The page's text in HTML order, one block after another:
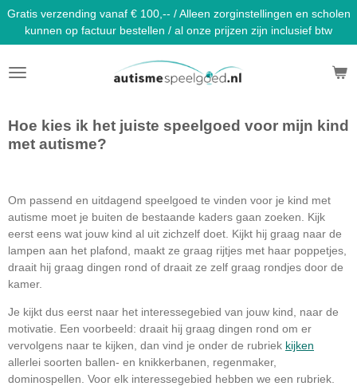
Ga
direct
naar
de
hoofdinhoud
Gratis verzending vanaf € 100,-- / Alleen zorginstellingen en scholen
kunnen op factuur bestellen / al onze prijzen zijn inclusief btw
Hoe kies ik het juiste speelgoed voor mijn kind
met autisme?
Om passend en uitdagend speelgoed te vinden voor je kind met
autisme moet je buiten de bestaande kaders gaan zoeken. Kijk
eerst eens wat jouw kind al uit zichzelf doet. Kijkt hij graag naar de
lampen aan het plafond, maakt ze graag rijtjes met haar poppetjes,
draait hij graag dingen rond of draait ze zelf graag rondjes door de
kamer.
Je kijkt dus eerst naar het interessegebied van jouw kind, naar de
motivatie. Een voorbeeld: draait hij graag dingen rond om er
vervolgens naar te kijken, dan vind je onder de rubriek kijken
allerlei soorten ballen- en knikkerbanen, regenmaker,
dominospellen. Voor elk interessegebied hebben we een rubriek.